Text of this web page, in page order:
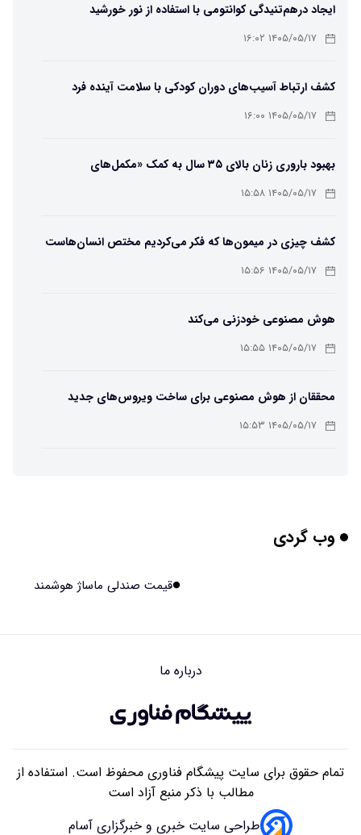
ایجاد درهم‌تنیدگی کوانتومی با استفاده از نور خورشید
۱۴۰۵/۰۵/۱۷ ۱۶:۰۲
کشف ارتباط آسیب‌های دوران کودکی با سلامت آینده فرد
۱۴۰۵/۰۵/۱۷ ۱۶:۰۰
بهبود باروری زنان بالای ۳۵ سال به کمک «مکمل‌های
باکتریایی»
۱۴۰۵/۰۵/۱۷ ۱۵:۵۸
کشف چیزی در میمون‌ها که فکر می‌کردیم مختص انسان‌هاست
۱۴۰۵/۰۵/۱۷ ۱۵:۵۶
هوش مصنوعی خودزنی می‌کند
۱۴۰۵/۰۵/۱۷ ۱۵:۵۵
محققان از هوش مصنوعی برای ساخت ویروس‌های جدید
استفاده کردند
۱۴۰۵/۰۵/۱۷ ۱۵:۵۳
مریخ‌نورد ناسا به ماه فرستاده می‌شود
آیا میوه و عسل به بزرگ‌تر شدن مغز انسان کمک کردند؟
وب گردی
قیمت صندلی ماساژ هوشمند
درباره ما
تمام حقوق برای سایت پیشگام فناوری محفوظ است. استفاده از
مطالب با ذکر منبع آزاد است
طراحی سایت خبری و خبرگزاری آسام